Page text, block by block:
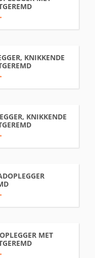
KNIKKENDE
KNIKKENDE
MET